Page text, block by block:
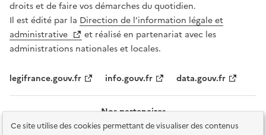
Ce site utilise des cookies permettant de visualiser des contenus
droits et de faire vos démarches du quotidien.
Il est édité par la Direction de l’information légale et
administrative
et réalisé en partenariat avec les
administrations nationales et locales.
legifrance.gouv.fr info.gouv.fr data.gouv.fr
Nos partenaires